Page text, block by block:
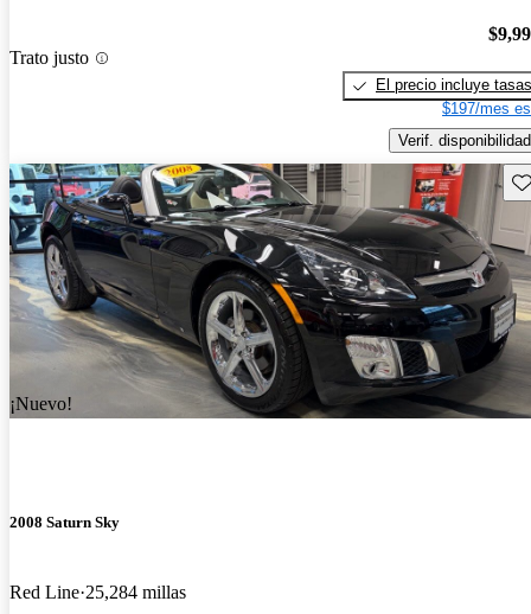
Trato justo
El precio incluye tasas
$197/mes
Verif. disponibilidad
¡Nuevo!
2008 Saturn Sky
Red Line 25,284 millas